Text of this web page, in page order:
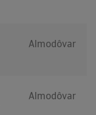
Almodôvar
Almodôvar